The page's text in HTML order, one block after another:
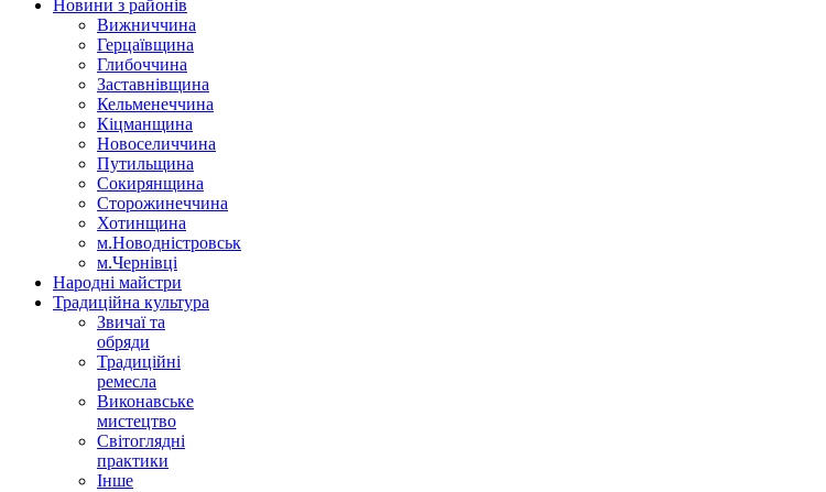
Новини з районів
Вижниччина
Герцаївщина
Глибоччина
Заставнівщина
Кельменеччина
Кіцманщина
Новоселиччина
Путильщина
Сокирянщина
Сторожинеччина
Хотинщина
м.Новодністровськ
м.Чернівці
Народні майстри
Традиційна культура
Звичаї та
обряди
Традиційні
ремесла
Виконавське
мистецтво
Світоглядні
практики
Інше